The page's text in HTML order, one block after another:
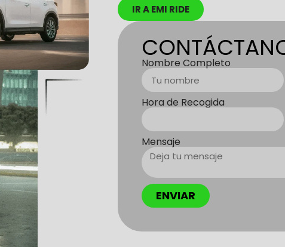
IR A EMI RIDE
Nombre Completo
Hora de Recogida
Mensaje
ENVIAR